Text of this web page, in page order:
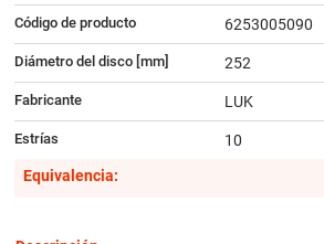
Código de producto 6253005090
Diámetro del disco [mm] 252
Fabricante LUK
Estrías
10
Equivalencia: